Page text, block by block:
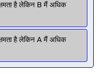
है लेकिन B मैं अधिक
है लेकिन A मैं अधिक